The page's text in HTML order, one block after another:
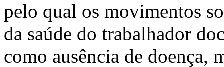
pelo qual os movimentos
da saúde do trabalhador
como ausência de doença,